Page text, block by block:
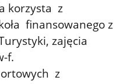
korzysta z
finansowanego z
zajęcia
f.
z